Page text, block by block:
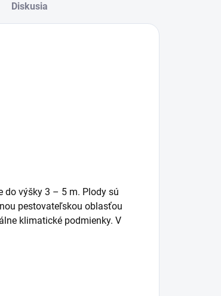
Diskusia
do výšky 3 – 5 m. Plody sú
pestovateľskou oblasťou
klimatické podmienky. V